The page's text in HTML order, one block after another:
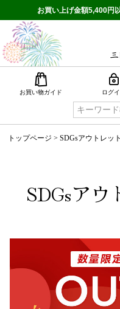
お買い上げ金額5,400円
お買い物ガイド ログ
トップページ SDGsアウトレッ
SDGsア